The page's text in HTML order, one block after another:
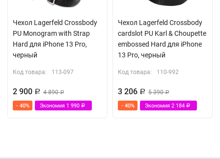
Чехол Lagerfeld Crossbody
PU Monogram with Strap
Hard для iPhone 13 Pro,
черный
Код товара: 113-097
2 900 Р 4 890Р
- 40% Экономия 1 990 Р
Чехол Lagerfeld Crossbody
cardslot PU Karl & Choupette
embossed Hard для iPhone
13 Pro, черный
Код товара: 110-992
3 206 Р 5 390Р
- 40% Экономия 2 184 Р